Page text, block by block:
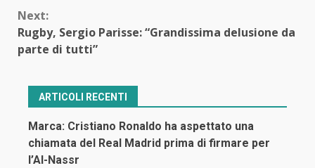
Next:
Rugby, Sergio Parisse: “Grandissima delusione da
parte di tutti”
ARTICOLI RECENTI
Marca: Cristiano Ronaldo ha aspettato una
chiamata del Real Madrid prima di firmare per
l’Al-Nassr